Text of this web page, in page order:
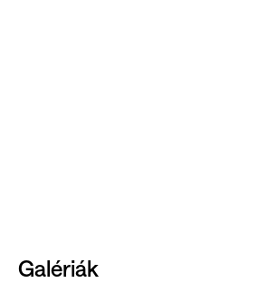
Galériák